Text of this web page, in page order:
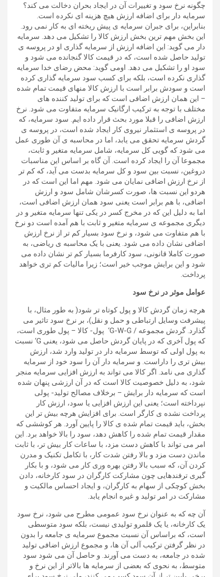
چگونه نرخ سود و تغییرات آن در ایجاد بحران دخالت می کند؟
سرمایه دار برای اضافه ارزش هیچ هزینه ای نکرده است.
بنابراین، برای جبران سرمایه ی پیش ریخته ای به کار نمی رود.
این بخش مهم ترین بخش ارزش کالا را تشکیل می دهد. سرمایه
دار می گوید: این اضافه ارزش از سرمایه گذاری او در پروسه ی
تولید حاصل شده است، که در قیمت کالا گنجانده می شود و
سود او را تشکیل می دهد. اومی گوید: محض رضای خدا سرمایه
گذاری نکرده است، بلکه برای کسب سود سرمایه گذاری کرده
است و سودش برابر است با ارزش کالا منهای قیمت تمام شده
– این همان ارزش اضافی است که برای تولید کننده های
مختلف با توجه به ترکیب ارگانیک سرمایه متفاوت می شود. نرخ
ارزش اضافی را قبلا مورد بحث قرار داده ایم. سود سرمایه، که
در پروسه ی استثمار نیروی کار ایجاد شده است، در پروسه ی
گردش سرمایه تحقق می یابد، اما در محاسبه ی آن طوری عمل
می شود که گویی کل سرمایه، شامل سرمایه متغیر و ثابت،
مجموعا آن را ایجاد کرده است. آن گاه بر اساس این مناسبات
دروغین، نسبت بین سود و کل سرمایه بدست می آید، که کم تر
از نرخ ارزش اضافی نمایان می شود. مهم اما این است که در
هردو این نسبت ها، صورت کسرشان شامل سود و ارزش
اضافی، با هم برابر است یعنی سود همان ارزش اضافی است،
اما به دلیل این که در مخرج کسر در یکی تنها سرمایه متغیر و در
دیگری مجموعه ی سرمایه متغیر و ثابت با هم آمده است دو نرخ
با هم متفاوت می شود، و نرخ سود بسیار کم تر از نرخ ارزش
اضافی نشان داده می شود. یعنی با یک محاسبه ی ریاضی، به
صورت کاملا قانونی، سود کارفرما بسیار کم تر نشان داده می
شود و این برایش موجب خیر است؛ زیرا مالیات کم تری خواهد
پرداخت.
عوامل موثر در نرخ سود
هرچه زمان گردش کالا و پول کوتاه تر شود( به طور مثال، با
پیشرفت وسایل ارتباطی و حمل و نقل)، بر نرخ سود تاثیر می
گذارد. گردش مجموعه / G-W-G‘ پول- کالا – پول طوری است،
که پول آخری که در پایان گردش حاصل می شود، یعنی G‘ نسبت
به پول اولی که توسط سرمایه دار در تولید وارد شد، ارزش
بیش تری را داراست. و سرمایه دار آن را سود خود از سرمایه
گذاری می نامد. اگر کالا می تواند به ارزش افزایی سرمایه منجر
شود، به دلیل خصوصیت کالا است که در آن ارزشی پنهان شده
است که سرمایه دار برایش – برخلاف مصالح تولید- پولی
نپرداخته است؛ یعنی این ارزش افزایی یا سود، ارزش کار
پرداخت نشده ی کارگر است. برای افزایش هرچه بیش تر این
بخش، باید قیمت تمام شده ی کالا را پایین آورد. هر کوششی که
مقدار قیمت تمام شده را کاهش دهد، سود را بالا خواهد برد. این
امر می تواند با کاهش دست مزد، با ساعات کار بیش تر، با ثابت
ماندن دست مزد و بالا رفتن شدت کار، با تکامل تکنیک و مدرن
کردن آن، که سبب بالا رفتن بهره وری کار می شود، و با بکار
گیری ترفندهایی چون مشارکت کارگران در سود کارخانه، دادن
بخش کوچکی از سهام به کارگران، و ایجاد احساس مالکیت و
مشارکت در امر تولید و غیره انجام یابد.
آن چه که به عنوان نرخ سود عمومی مطرح می شود، نرخ سود
یک کارخانه، یا یک قلمرو تولیدی نیست، بلکه سود متوسطی
است، که براساس آن نسبت مجموع سرمایه ی جامعه را بدون
در نظر گرفتن ترکیب آلی آن ها، و مجموع ارزش اضافی تولید
شده در جامعه، به دست می آورند. و حاصل آن می شود سود
متوسط، به نحوی که بعضی از سرمایه ها بالاتر از این نرخ و